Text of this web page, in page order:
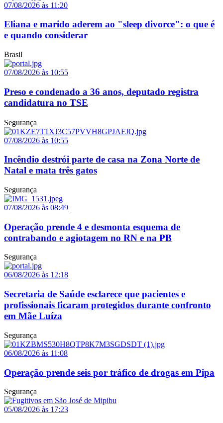
07/08/2026 às 11:20
Eliana e marido aderem ao "sleep divorce": o que é
e quando considerar
Brasil
07/08/2026 às 10:55
Preso e condenado a 36 anos, deputado registra
candidatura no TSE
Segurança
07/08/2026 às 10:55
Incêndio destrói parte de casa na Zona Norte de
Natal e mata três gatos
Segurança
07/08/2026 às 08:49
Operação prende 4 e desmonta esquema de
contrabando e agiotagem no RN e na PB
Segurança
06/08/2026 às 12:18
Secretaria de Saúde esclarece que pacientes e
profissionais ficaram protegidos durante confronto
em Mãe Luíza
Segurança
06/08/2026 às 11:08
Operação prende seis por tráfico de drogas em Pipa
Segurança
05/08/2026 às 17:23